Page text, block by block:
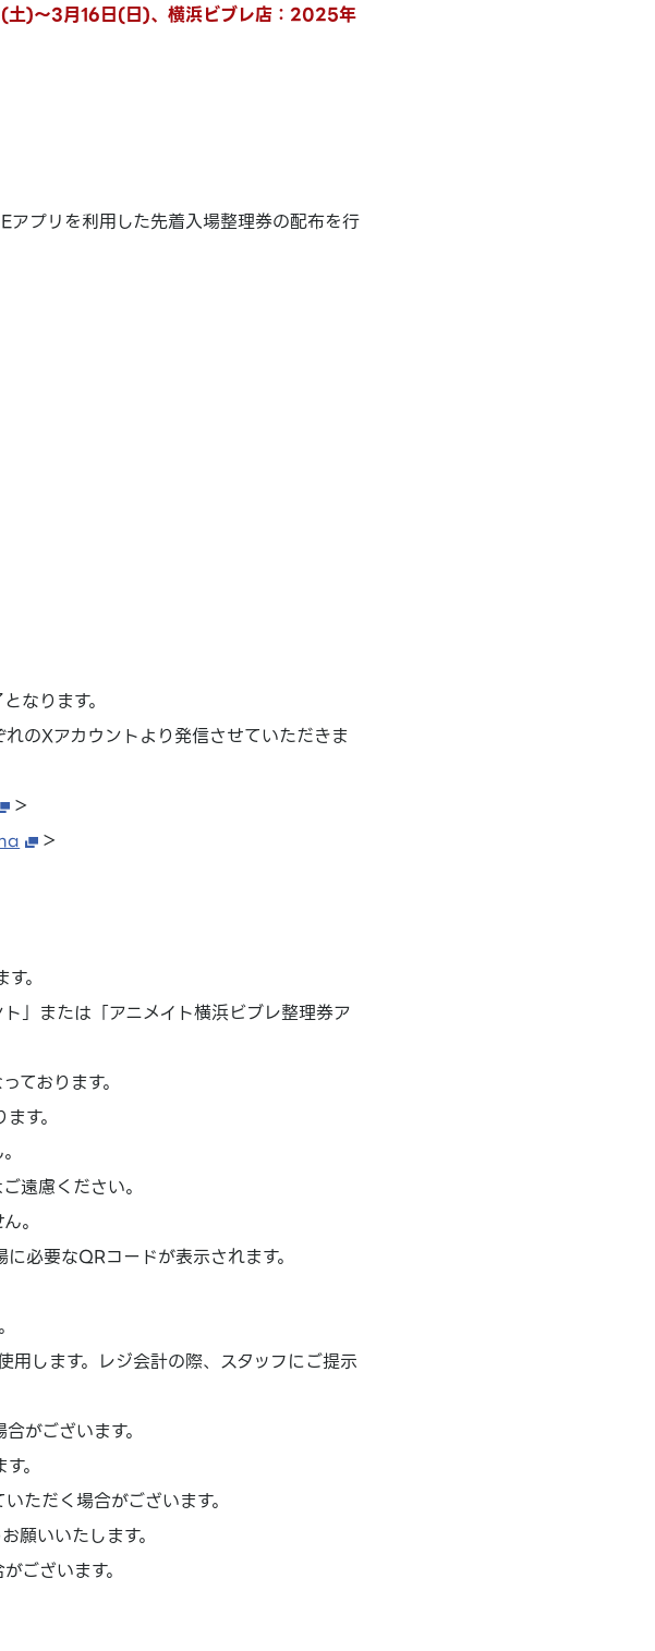
土)～3月16日(日)、横浜ビブレ店：2025年
プリを利用した先着入場整理券の配布を行
なります。
のXアカウントより発信させていただきま
＞
＞
。
」または「アニメイト横浜ビブレ整理券ア
ております。
す。
遠慮ください。
。
必要なQRコードが表示されます。
用します。レジ会計の際、スタッフにご提示
がございます。
。
ただく場合がございます。
願いいたします。
ございます。